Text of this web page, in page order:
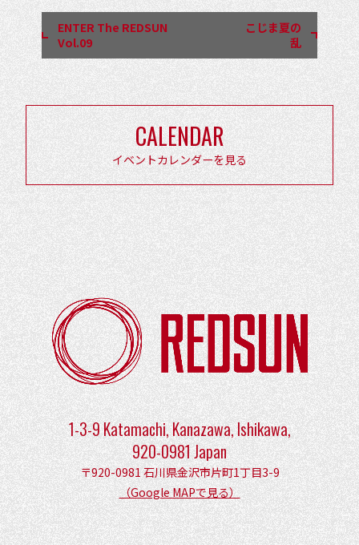
ン
ト
ナ
ゲ
ョ
ENTER The REDSUN
Vol.09
こじま夏の
乱
CALENDAR
イベントカレンダーを見る
1-3-9 Katamachi, Kanazawa, Ishikawa,
920-0981 Japan
〒920-0981 石川県金沢市片町1丁目3-9
（Google MAPで見る）